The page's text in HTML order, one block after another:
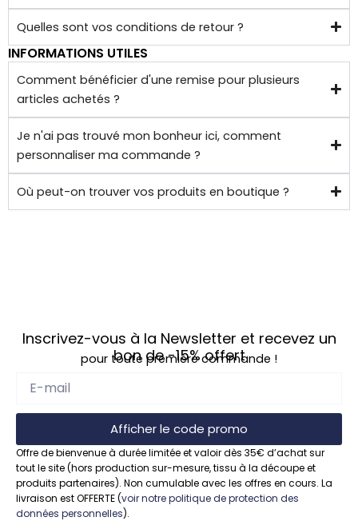
de
chez
soi.
Quelles sont vos conditions de retour ?
INFORMATIONS UTILES
Comment bénéficier d'une remise pour plusieurs
articles achetés ?
Je n'ai pas trouvé mon bonheur ici, comment
personnaliser ma commande ?
Où peut-on trouver vos produits en boutique ?
Inscrivez-vous à la Newsletter et recevez un
bon de -15% offert
pour toute première commande !
Afficher le code promo
Offre de bienvenue à durée limitée et valoir dès 35€ d’achat sur
tout le site (hors production sur-mesure, tissu à la découpe et
produits partenaires). Non cumulable avec les offres en cours. La
livraison est OFFERTE (voir notre politique de protection des
données personnelles).